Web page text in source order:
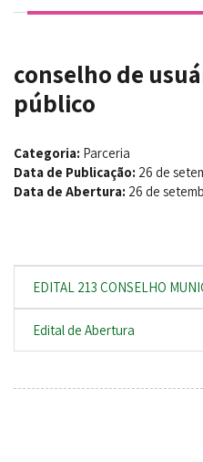
Servidores
conselho de
público
Categoria: Parceria
Data de Publicação: 26 de
Data de Abertura: 26 de
EDITAL 213 CONSELHO
Edital de Abertura